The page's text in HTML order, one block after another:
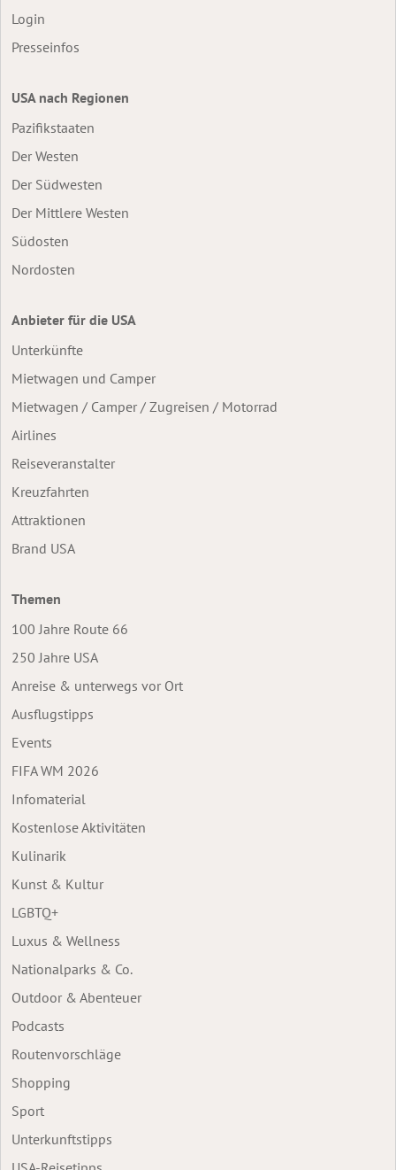
Login
Presseinfos
USA nach Regionen
Pazifikstaaten
Der Westen
Der Südwesten
Der Mittlere Westen
Südosten
Nordosten
Anbieter für die USA
Unterkünfte
Mietwagen und Camper
Mietwagen / Camper / Zugreisen / Motorrad
Airlines
Reiseveranstalter
Kreuzfahrten
Attraktionen
Brand USA
Themen
100 Jahre Route 66
250 Jahre USA
Anreise & unterwegs vor Ort
Ausflugstipps
Events
FIFA WM 2026
Infomaterial
Kostenlose Aktivitäten
Kulinarik
Kunst & Kultur
LGBTQ+
Luxus & Wellness
Nationalparks & Co.
Outdoor & Abenteuer
Podcasts
Routenvorschläge
Shopping
Sport
Unterkunftstipps